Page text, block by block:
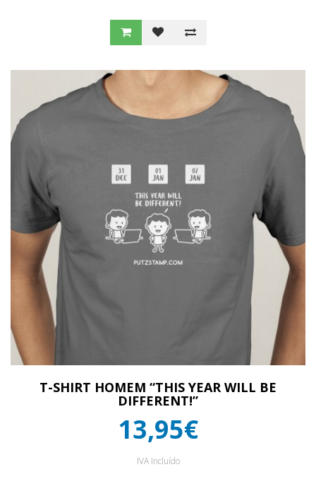
T-SHIRT HOMEM “THIS YEAR WILL BE
DIFFERENT!”
13,95€
IVA Incluído